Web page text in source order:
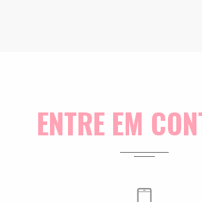
ENTRE EM